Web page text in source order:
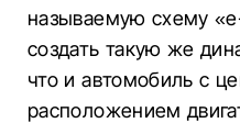
называемую схему
создать такую же
что и автомобиль с
расположением